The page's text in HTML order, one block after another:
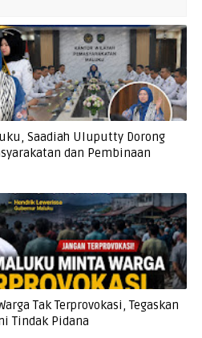
Saadiah Uluputty Dorong
dan Pembinaan
Tak Terprovokasi, Tegaskan
Tindak Pidana